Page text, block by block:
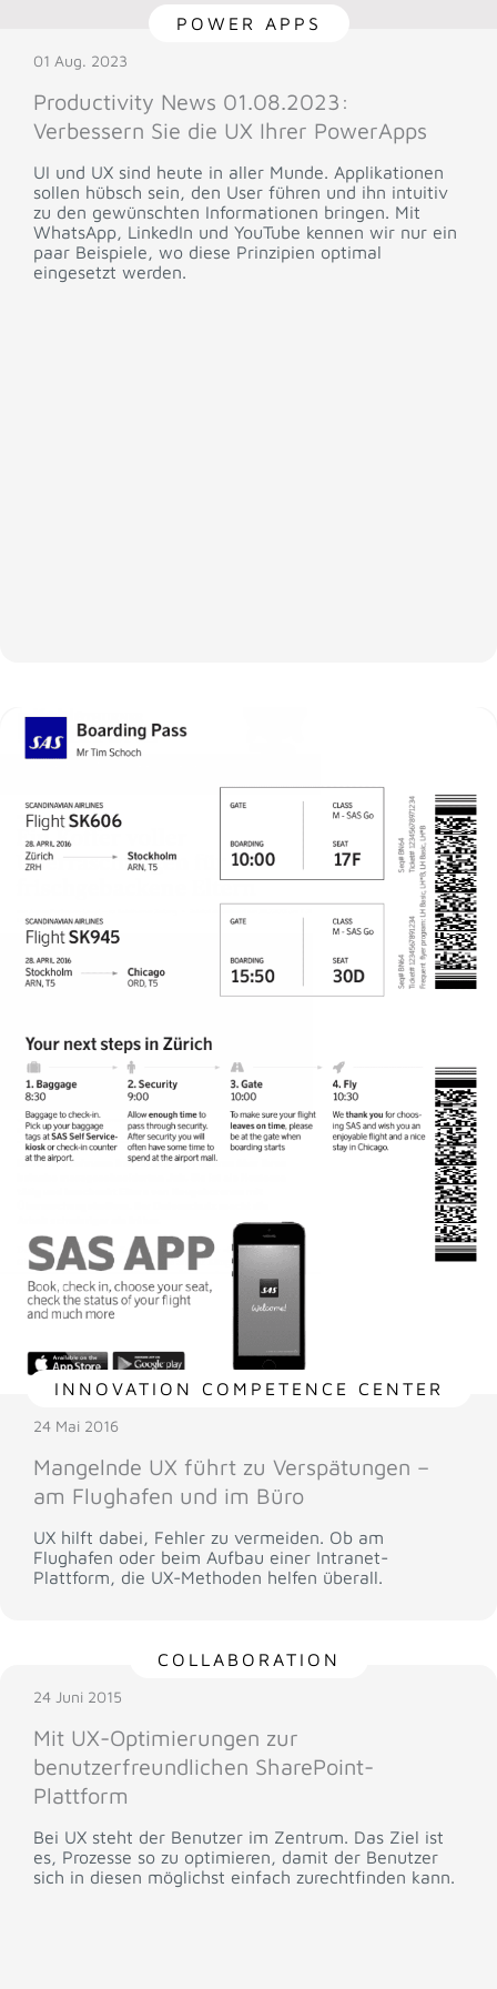
POWER APPS
01 Aug. 2023
Productivity News 01.08.2023:
Verbessern Sie die UX Ihrer PowerApps
UI und UX sind heute in aller Munde. Applikationen
sollen hübsch sein, den User führen und ihn intuitiv
zu den gewünschten Informationen bringen. Mit
WhatsApp, LinkedIn und YouTube kennen wir nur ein
paar Beispiele, wo diese Prinzipien optimal
eingesetzt werden.
INNOVATION COMPETENCE CENTER
24 Mai 2016
Mangelnde UX führt zu Verspätungen –
am Flughafen und im Büro
UX hilft dabei, Fehler zu vermeiden. Ob am
Flughafen oder beim Aufbau einer Intranet-
Plattform, die UX-Methoden helfen überall.
COLLABORATION
24 Juni 2015
Mit UX-Optimierungen zur
benutzerfreundlichen SharePoint-
Plattform
Bei UX steht der Benutzer im Zentrum. Das Ziel ist
es, Prozesse so zu optimieren, damit der Benutzer
sich in diesen möglichst einfach zurechtfinden kann.